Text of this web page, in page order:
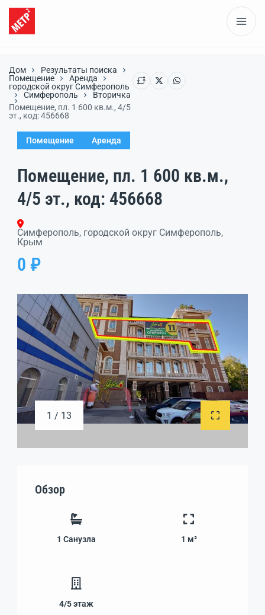
Дом
Результаты поиска
Помещение
Аренда
городской округ Симферополь
Симферополь
Вторичка
Помещение, пл. 1 600 кв.м., 4/5
эт., код: 456668
Помещение Аренда
Помещение, пл. 1 600 кв.м.,
4/5 эт., код: 456668
Симферополь, городской округ Симферополь,
Крым
0 ₽
1 / 13
Обзор
1 Санузла 1 м²
4/5этаж